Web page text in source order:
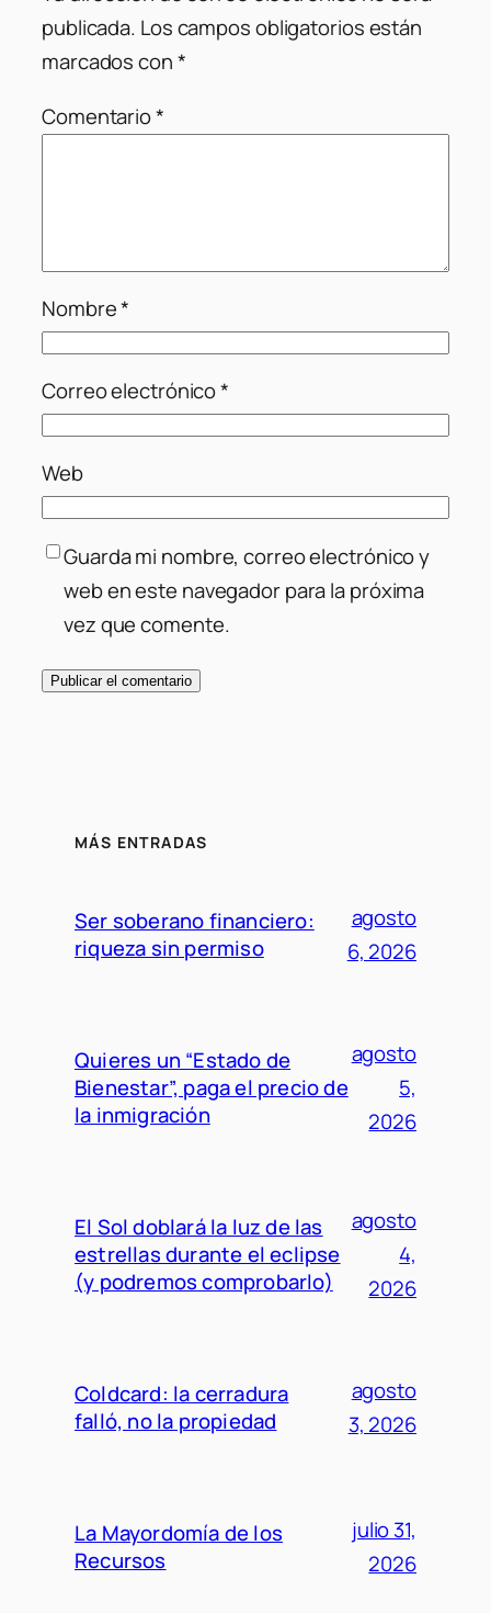
publicada. Los campos obligatorios están
marcados con*
Comentario*
Nombre*
Correo electrónico*
Web
Guarda mi nombre, correo electrónico y
web en este navegador para la próxima
vez que comente.
MÁS ENTRADAS
Ser soberano financiero:
riqueza sin permiso
agosto
6, 2026
Quieres un “Estado de
Bienestar”, paga el precio de
la inmigración
agosto
5,
2026
El Sol doblará la luz de las
estrellas durante el eclipse
(y podremos comprobarlo)
agosto
4,
2026
Coldcard: la cerradura
falló, no la propiedad
agosto
3, 2026
La Mayordomía de los
Recursos
julio 31,
2026